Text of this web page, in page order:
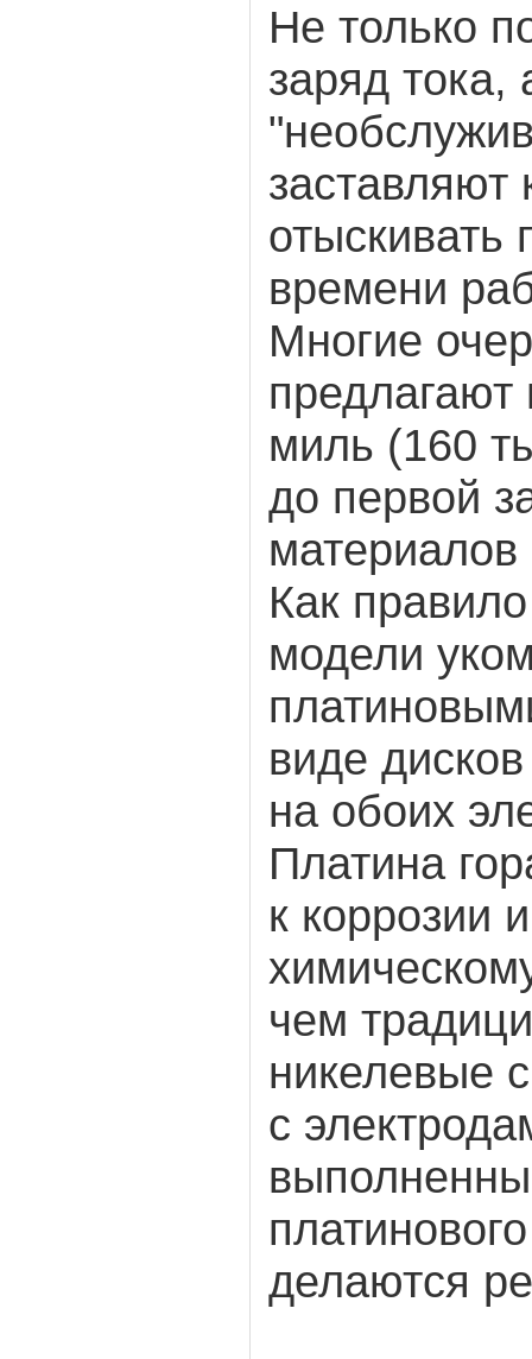
Не только
заряд
заставляют
отыскивать
времени
Многие
миль (160
до первой
Как
модели
виде
на обоих
Платина
к коррозии
чем
никелевые
с
делаются